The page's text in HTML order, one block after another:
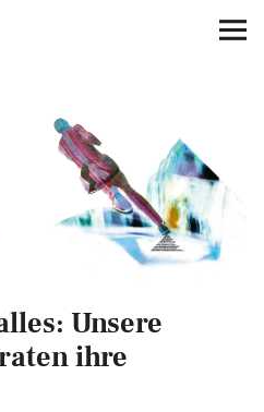
Unsere
ihre